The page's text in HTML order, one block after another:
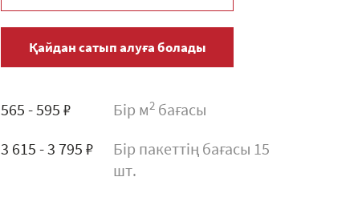
Қайдан сатып алуға болады
565 - 595 ₽ Бір м2 бағасы
3 615 - 3 795 ₽
Бір пакеттің бағасы 15
шт.